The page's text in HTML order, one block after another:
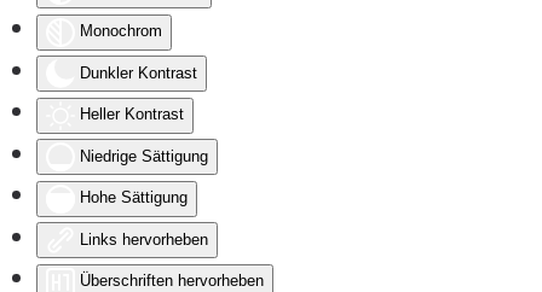
Monochrom
Dunkler Kontrast
Heller Kontrast
Niedrige Sättigung
Hohe Sättigung
Links hervorheben
Überschriften hervorheben